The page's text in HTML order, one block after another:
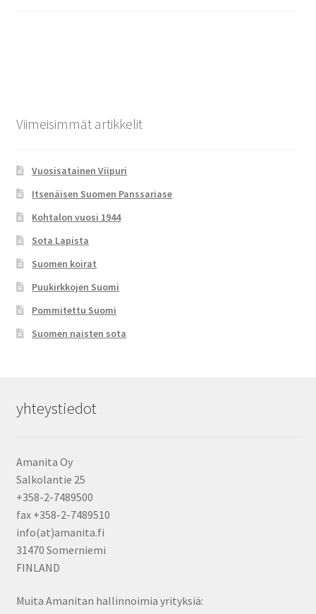
Viimeisimmät artikkelit
Vuosisatainen Viipuri
Itsenäisen Suomen Panssariase
Kohtalon vuosi 1944
Sota Lapista
Suomen koirat
Puukirkkojen Suomi
Pommitettu Suomi
Suomen naisten sota
yhteystiedot
Amanita Oy
Salkolantie 25
+358-2-7489500
fax +358-2-7489510
info(at)amanita.fi
31470 Somerniemi
FINLAND
Muita Amanitan hallinnoimia yrityksiä: